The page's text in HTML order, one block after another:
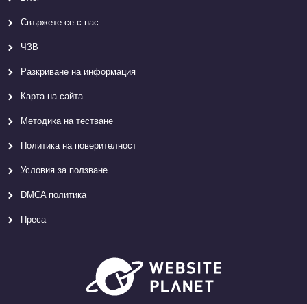
Свържете се с нас
ЧЗВ
Разкриване на информация
Карта на сайта
Методика на тестване
Политика на поверителност
Условия за ползване
DMCA политика
Преса